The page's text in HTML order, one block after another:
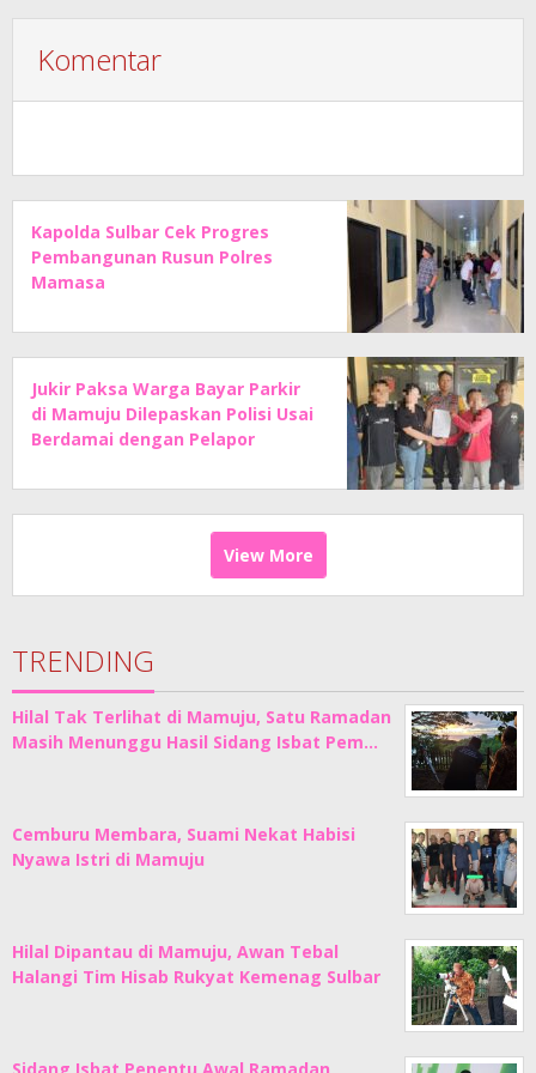
Komentar
Kapolda Sulbar Cek Progres
Pembangunan Rusun Polres
Mamasa
Jukir Paksa Warga Bayar Parkir
di Mamuju Dilepaskan Polisi Usai
Berdamai dengan Pelapor
View More
TRENDING
Hilal Tak Terlihat di Mamuju, Satu Ramadan
Masih Menunggu Hasil Sidang Isbat Pem…
Cemburu Membara, Suami Nekat Habisi
Nyawa Istri di Mamuju
Hilal Dipantau di Mamuju, Awan Tebal
Halangi Tim Hisab Rukyat Kemenag Sulbar